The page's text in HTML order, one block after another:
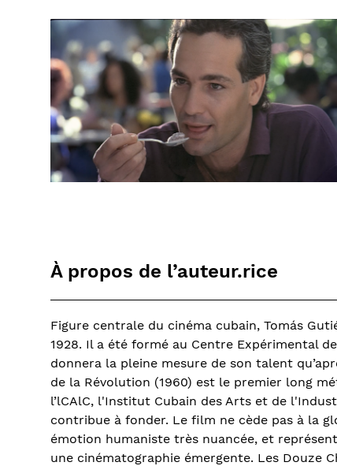
À propos de l’auteur.rice
Figure centrale du cinéma cubain, Tomás
1928. Il a été formé au Centre Expérimental
donnera la pleine mesure de son talent
de la Révolution (1960) est le premier long
l’lCAlC, l'Institut Cubain des Arts et de
contribue à fonder. Le film ne cède pas à la
émotion humaniste très nuancée, et
une cinématographie émergente. Les Douze